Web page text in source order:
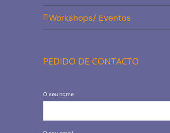
Workshops/ Eventos
PEDIDO DE CONTACTO
O seu nome